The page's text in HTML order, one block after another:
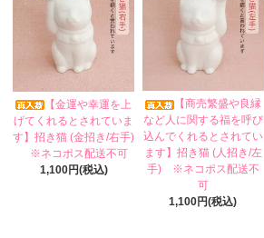
【金運や幸運を上
げてくれるとされていま
す】招き猫 (金招き/右手)
※ネコポス配送不可
1,100円(税込)
【商売繁盛や良縁
など人に関する福を呼び
込んでくれるとされてい
ます】招き猫 (人招き/左
手) ※ネコポス配送不
可
1,100円(税込)